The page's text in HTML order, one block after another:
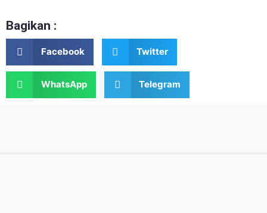
Bagikan :
Facebook Twitter
WhatsApp Telegram